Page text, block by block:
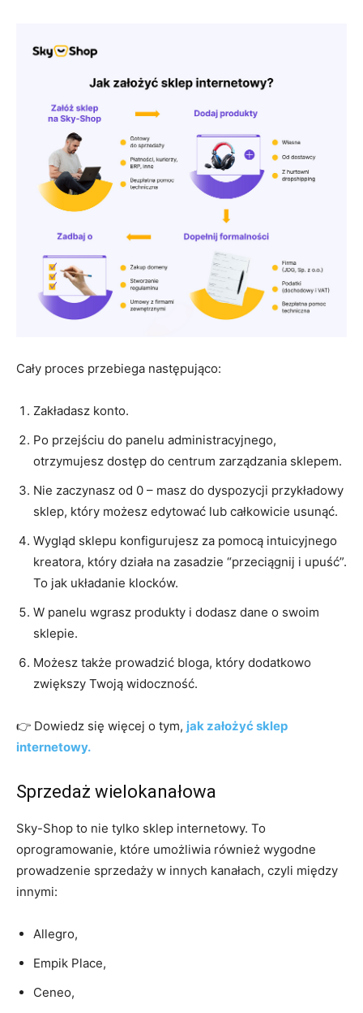
Cały proces przebiega następująco:
Zakładasz konto.
Po przejściu do panelu administracyjnego,
otrzymujesz dostęp do centrum zarządzania sklepem.
Nie zaczynasz od 0 – masz do dyspozycji przykładowy
sklep, który możesz edytować lub całkowicie usunąć.
Wygląd sklepu konfigurujesz za pomocą intuicyjnego
kreatora, który działa na zasadzie “przeciągnij i upuść”.
To jak układanie klocków.
W panelu wgrasz produkty i dodasz dane o swoim
sklepie.
Możesz także prowadzić bloga, który dodatkowo
zwiększy Twoją widoczność.
👉 Dowiedz się więcej o tym, jak założyć sklep
internetowy.
Sprzedaż wielokanałowa
Sky-Shop to nie tylko sklep internetowy. To
oprogramowanie, które umożliwia również wygodne
prowadzenie sprzedaży w innych kanałach, czyli między
innymi:
Allegro,
Empik Place,
Ceneo,